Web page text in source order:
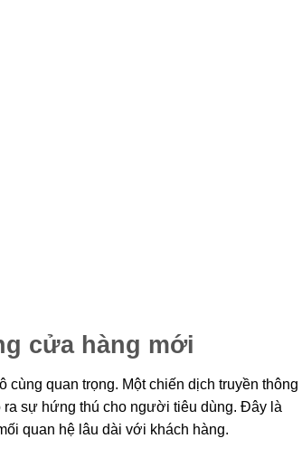
cửa hàng mới
quan trọng. Một chiến dịch truyền thông
sự hứng thú cho người tiêu dùng. Đây là
quan hệ lâu dài với khách hàng.